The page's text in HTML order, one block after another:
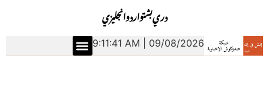
انجليزياردوبشتودري
9:11:42 AM | 09/08/2026